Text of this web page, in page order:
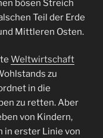
bösen Streich
Teil der Erde
Mittleren Osten.
Weltwirtschaft
zu
in die
zu retten. Aber
von Kindern,
in erster Linie von